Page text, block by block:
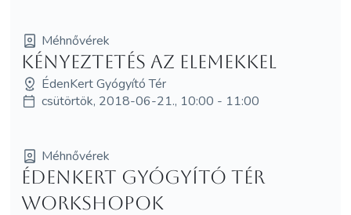
Méhnővérek
Kényeztetés az elemekkel
ÉdenKert Gyógyító Tér
csütörtök, 2018-06-21., 10:00 - 11:00
Méhnővérek
ÉdenKert Gyógyító Tér
workshopok